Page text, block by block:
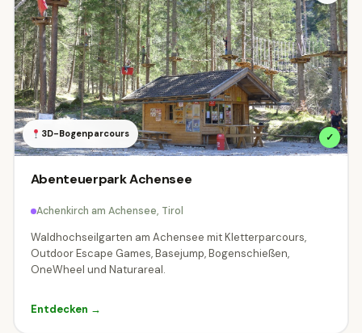
3D-Bogenparcours ✓
Abenteuerpark Achensee
Achenkirch am Achensee, Tirol
Waldhochseilgarten am Achensee mit Kletterparcours,
Outdoor Escape Games, Basejump, Bogenschießen,
OneWheel und Naturareal.
Entdecken →